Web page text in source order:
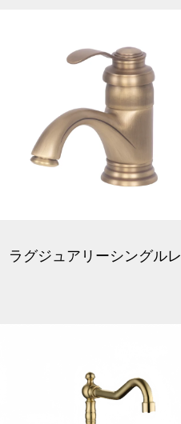
ラグジュアリーシングルレ